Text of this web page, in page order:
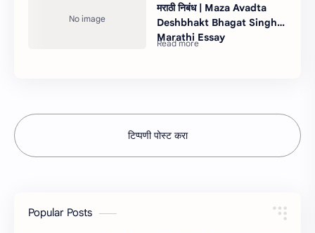
मराठी निबंध | Maza Avadta
Deshbhakt Bhagat Singh
Marathi Essay
टिप्पणी पोस्ट करा
Popular Posts